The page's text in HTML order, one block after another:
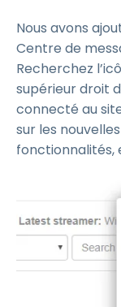
Nous avons
Centre de
Recherchez
supérieur droit
connecté au
sur les
fonctionnalités,